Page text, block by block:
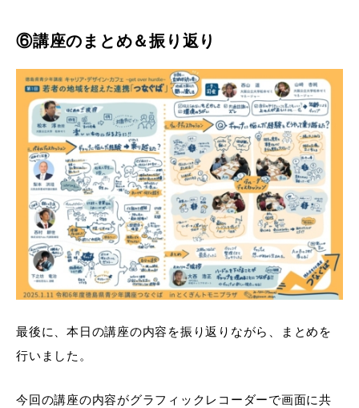
⑥講座のまとめ＆振り返り
最後に、本日の講座の内容を振り返りながら、まとめを
行いました。
今回の講座の内容がグラフィックレコーダーで画面に共